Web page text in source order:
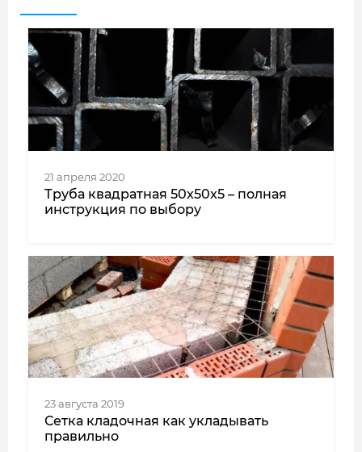
21 апреля 2020
Труба квадратная 50x50x5 – полная
инструкция по выбору
23 августа 2019
Сетка кладочная как укладывать
правильно